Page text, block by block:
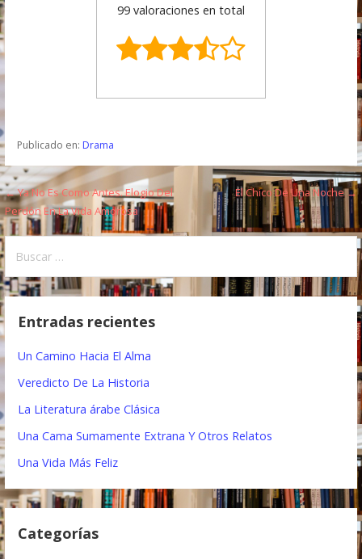
99 valoraciones en total
Publicado en: Drama
N
a
v
e
a
ó
n
d
← Ya No Es Como Antes. Elogio Del
Perdón En La Vida Amorosa
El Chico De Una Noche →
s
Entradas recientes
Un Camino Hacia El Alma
Veredicto De La Historia
La Literatura árabe Clásica
Una Cama Sumamente Extrana Y Otros Relatos
Una Vida Más Feliz
Categorías